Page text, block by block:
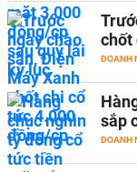
chốt
DOANH
sắp
DOANH